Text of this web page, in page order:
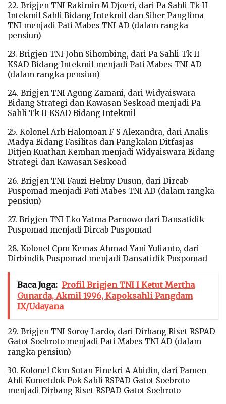
22. Brigjen TNI Rakimin M Djoeri, dari Pa Sahli Tk II
Intekmil Sahli Bidang Intekmil dan Siber Panglima
TNI menjadi Pati Mabes TNI AD (dalam rangka
pensiun)
23. Brigjen TNI John Sihombing, dari Pa Sahli Tk II
KSAD Bidang Intekmil menjadi Pati Mabes TNI AD
(dalam rangka pensiun)
24. Brigjen TNI Agung Zamani, dari Widyaiswara
Bidang Strategi dan Kawasan Seskoad menjadi Pa
Sahli Tk II KSAD Bidang Intekmil
25. Kolonel Arh Halomoan F S Alexandra, dari Analis
Madya Bidang Fasilitas dan Pangkalan Ditfasjas
Ditjen Kuathan Kemhan menjadi Widyaiswara Bidang
Strategi dan Kawasan Seskoad
26. Brigjen TNI Fauzi Helmy Dusun, dari Dircab
Puspomad menjadi Pati Mabes TNI AD (dalam rangka
pensiun)
27. Brigjen TNI Eko Yatma Parnowo dari Dansatidik
Puspomad menjadi Dircab Puspomad
28. Kolonel Cpm Kemas Ahmad Yani Yulianto, dari
Dirbindik Puspomad menjadi Dansatidik Puspomad
Baca Juga: Profil Brigjen TNI I Ketut Mertha
Gunarda, Akmil 1996, Kapoksahli Pangdam
IX/Udayana
29. Brigjen TNI Soroy Lardo, dari Dirbang Riset RSPAD
Gatot Soebroto menjadi Pati Mabes TNI AD (dalam
rangka pensiun)
30. Kolonel Ckm Sutan Finekri A Abidin, dari Pamen
Ahli Kumetdok Pok Sahli RSPAD Gatot Soebroto
menjadi Dirbang Riset RSPAD Gatot Soebroto